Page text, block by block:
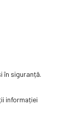
în siguranță.
informației